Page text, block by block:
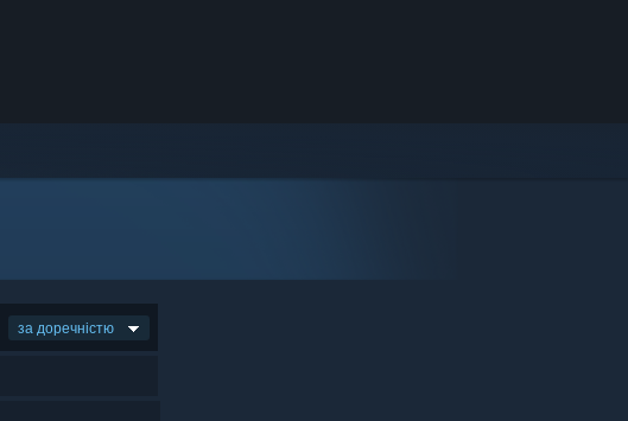
за доречністю